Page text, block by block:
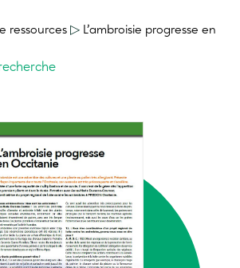
ressources ▷ L’ambroisie progresse en